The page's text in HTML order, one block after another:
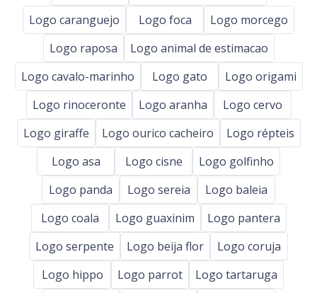
Logo caranguejo
Logo foca
Logo morcego
Logo raposa
Logo animal de estimacao
Logo cavalo-marinho
Logo gato
Logo origami
Logo rinoceronte
Logo aranha
Logo cervo
Logo giraffe
Logo ourico cacheiro
Logo répteis
Logo asa
Logo cisne
Logo golfinho
Logo panda
Logo sereia
Logo baleia
Logo coala
Logo guaxinim
Logo pantera
Logo serpente
Logo beija flor
Logo coruja
Logo hippo
Logo parrot
Logo tartaruga